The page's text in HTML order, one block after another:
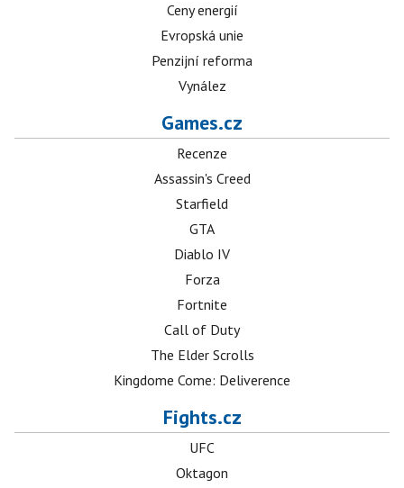
Ceny energií
Evropská unie
Penzijní reforma
Vynález
Games.cz
Recenze
Assassin's Creed
Starfield
GTA
Diablo IV
Forza
Fortnite
Call of Duty
The Elder Scrolls
Kingdome Come: Deliverence
Fights.cz
UFC
Oktagon